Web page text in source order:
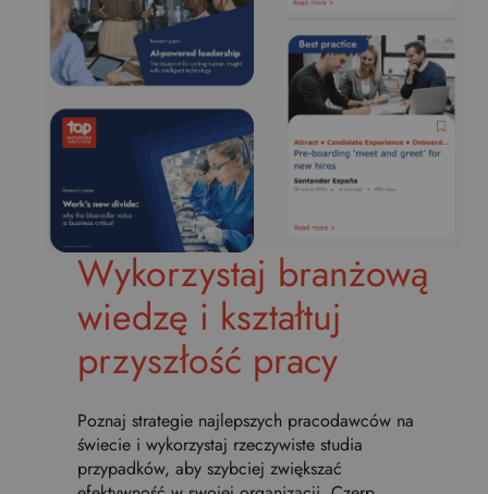
Wykorzystaj branżową
wiedzę i kształtuj
przyszłość pracy
Poznaj strategie najlepszych pracodawców na
świecie i wykorzystaj rzeczywiste studia
przypadków, aby szybciej zwiększać